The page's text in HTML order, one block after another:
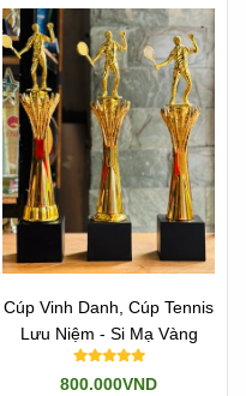
Cúp Vinh Danh, Cúp Tennis
Lưu Niệm - Si Mạ Vàng
800.000VND